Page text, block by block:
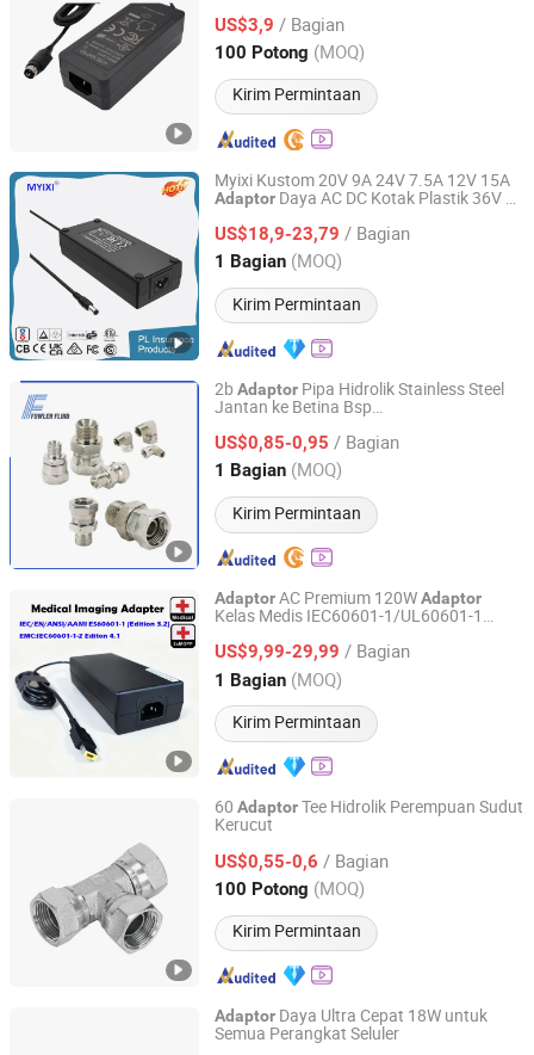
Strip LED, Kamera CCTV, 3D Printer,
Monitor
US$3,9 / Bagian
100 Potong (MOQ)
Kirim Permintaan
Guangdong, China Harga mulai 2005
Myixi Kustom 20V 9A 24V 7.5A 12V 15A
Adaptor Daya AC DC Kotak Plastik 36V 5
untuk Meja yang Dapat Disesuaikan
Tingginya Pengendali LED Stip
US$18,9-23,79 / Bagian
1 Bagian (MOQ)
Kirim Permintaan
Guangdong MYIXI Technology Co., Ltd.
Guangdong, China Harga mulai 2023
2b Adaptor Pipa Hidrolik Stainless Steel
Jantan ke Betina Bsp
US$0,85-0,95 / Bagian
1 Bagian (MOQ)
Kirim Permintaan
Zhengzhou Fowler Fluid Technology Co. Ltd
Henan, China Harga mulai 2025
AdaptorAC Premium 120WAdaptor
Kelas Medis IEC60601-1/UL60601-1
Garansi Tahun 12V 15V 19V 20V 24V 48V
Adaptor AC DC
US$9,99-29,99 / Bagian
1 Bagian (MOQ)
Kirim Permintaan
Shenzhen Dilithink Electronics Co., Ltd.
Guangdong, China Harga mulai 2023
60 AdaptorTee Hidrolik Perempuan Sudut
Kerucut
US$0,55-0,6 / Bagian
100 Potong (MOQ)
Kirim Permintaan
Zhuji Diankou Guowei Hydraulic Machinery Accessories
Zhejiang, China
Adaptor Daya Ultra Cepat 18W untuk
Semua Perangkat Seluler
Shenzhen Langbo Technology Co., Ltd.